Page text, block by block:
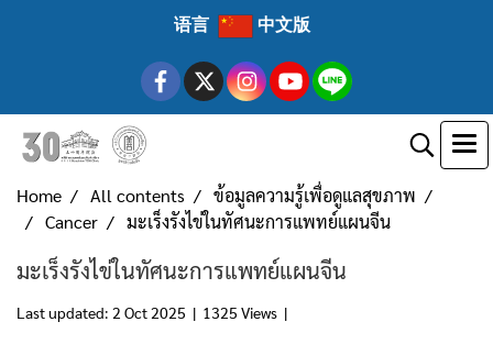
语言 中文版
Home All contents
ข้อมูลความรู้เพื่อดูแลสุขภาพ
Cancer
มะเร็งรังไข่ในทัศนะการแพทย์แผนจีน
มะเร็งรังไข่ในทัศนะการแพทย์แผนจีน
Last updated: 2 Oct 2025 | 1325 Views |